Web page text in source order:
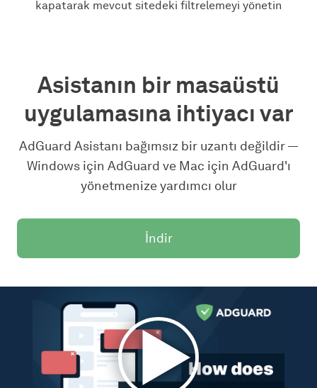
kapatarak mevcut sitedeki filtrelemeyi yönetin
Asistanın bir masaüstü
uygulamasına ihtiyacı var
AdGuard Asistanı bağımsız bir uzantı değildir —
Windows için AdGuard ve Mac için AdGuard'ı
yönetmenize yardımcı olur
İndir